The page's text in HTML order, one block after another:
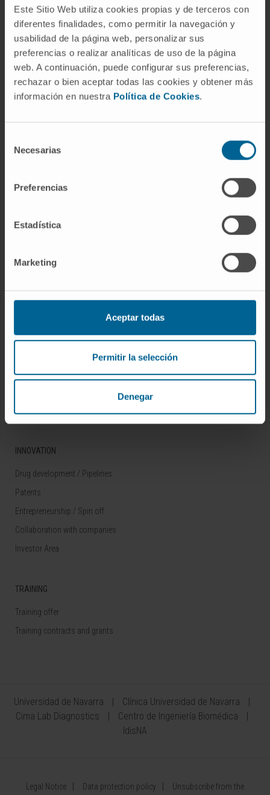
Este Sitio Web utiliza cookies propias y de terceros con
diferentes finalidades, como permitir la navegación y
usabilidad de la página web, personalizar sus
preferencias o realizar analíticas de uso de la página
web. A continuación, puede configurar sus preferencias,
rechazar o bien aceptar todas las cookies y obtener más
información en nuestra Política de Cookies.
Necesarias
Preferencias
Estadística
Marketing
Aceptar todas
Permitir la selección
Denegar
ABOUT CIMA
Who we are
Research Center of the Clinica
Campus of the Universidad de Navarra
Our Researchers
Technology platforms
INNOVATION
Drug development / Pipelines
Patents
Entrepreneurship / Spin off
Collaboration with companies
Investor Area
TRAINING
Training offer
Training contracts and grants
Universidad de Navarra
Clínica Universidad de Navarra
Cima Lab Diagnostics
Centro de Ingeniería Biomédica
IdisNA
Legal Notice Data protection policy Unsubscribe from the